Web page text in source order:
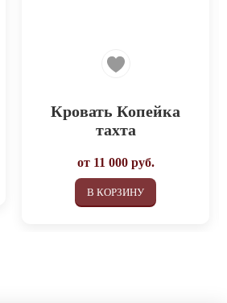
Кровать Копейка
тахта
от 11 000руб.
В КОРЗИНУ